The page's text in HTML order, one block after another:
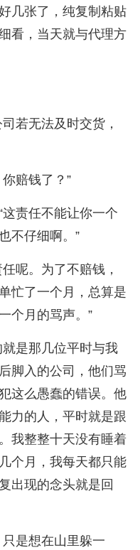
几张了，纯复制粘贴
看，当天就与代理方
若无法及时交货，
赔钱了？”
责任不能让你一个
不仔细啊。”
呢。为了不赔钱，
忙了一个月，总算是
个月的骂声。”
是那几位平时与我
脚入的公司，他们骂
这么愚蠢的错误。他
力的人，平时就是跟
我整整十天没有睡着
个月，我每天都只能
出现的念头就是回
是想在山里躲一